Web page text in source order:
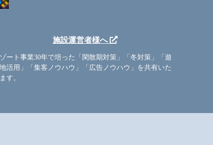
施設運営者様へ
ート事業30年で培った「閑散期対策」「冬対策」「遊
活用」「集客ノウハウ」「広告ノウハウ」を共有いた
す。